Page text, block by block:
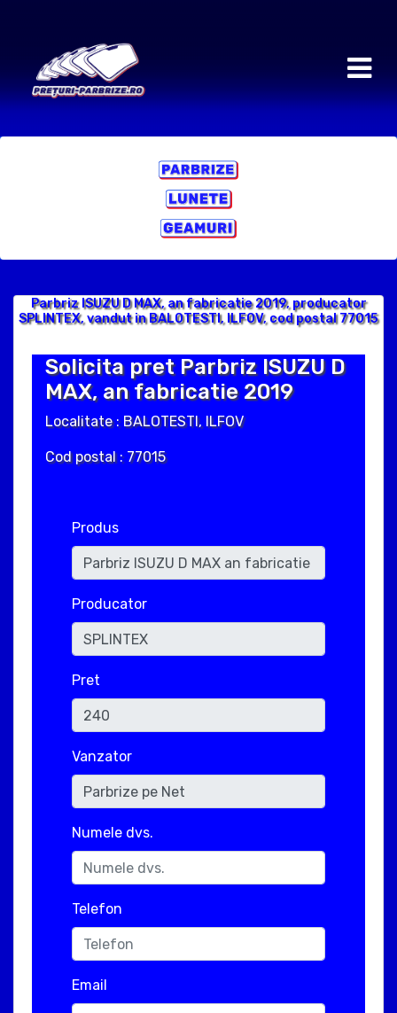
Parbriz ISUZU D MAX, an fabricatie 2019, producator
SPLINTEX, vandut in BALOTESTI, ILFOV, cod postal 77015
Solicita pret Parbriz ISUZU D
MAX, an fabricatie 2019
Localitate : BALOTESTI, ILFOV
Cod postal : 77015
Produs
Producator
Pret
Vanzator
Numele dvs.
Telefon
Email